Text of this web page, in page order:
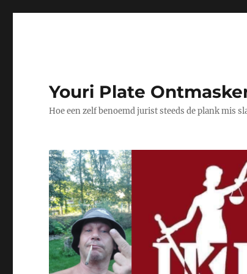
Youri Plate
Hoe een zelf benoemd jurist steeds de plank mis